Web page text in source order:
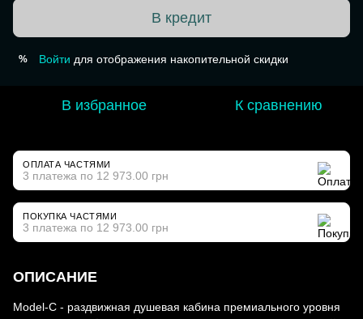
В кредит
% Войти для отображения накопительной скидки
В избранное К сравнению
ОПЛАТА ЧАСТЯМИ
3 платежа по 12 973.00 грн
ПОКУПКА ЧАСТЯМИ
3 платежа по 12 973.00 грн
ОПИСАНИЕ
Model-C - раздвижная душевая кабина премиального уровня